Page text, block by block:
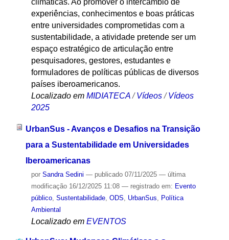
experiências, conhecimentos e boas práticas
entre universidades comprometidas com a
sustentabilidade, a atividade pretende ser um
espaço estratégico de articulação entre
pesquisadores, gestores, estudantes e
formuladores de políticas públicas de diversos
países iberoamericanos.
Localizado em MIDIATECA /Vídeos /Vídeos
2025
UrbanSus - Avanços e Desafios na Transição
para a Sustentabilidade em Universidades
Iberoamericanas
por Sandra Sedini — publicado07/11/2025 — última
modificação16/12/2025 11:08 — registrado em: Evento
público, Sustentabilidade, ODS, UrbanSus, Política
Ambiental
Localizado em EVENTOS